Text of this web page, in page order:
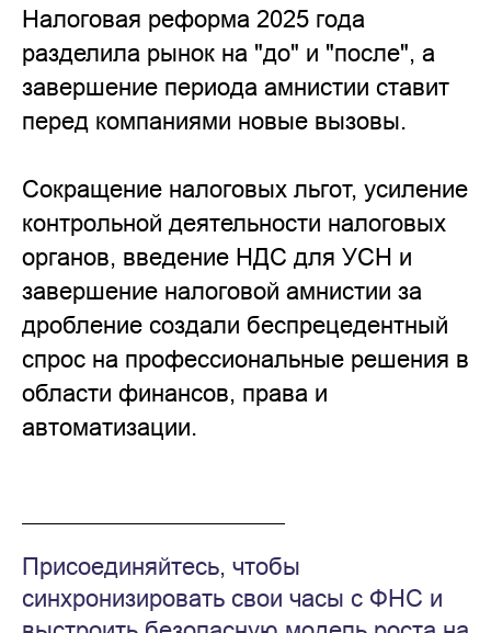
Налоговая реформа 2025 года
разделила рынок на "до" и "после", а
завершение периода амнистии ставит
перед компаниями новые вызовы.
Сокращение налоговых льгот, усиление
контрольной деятельности налоговых
органов, введение НДС для УСН и
завершение налоговой амнистии за
дробление создали беспрецедентный
спрос на профессиональные решения в
области финансов, права и
автоматизации.
Присоединяйтесь, чтобы
синхронизировать свои часы с ФНС и